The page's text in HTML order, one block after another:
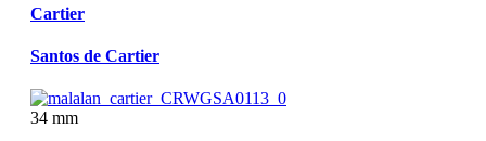
Cartier
Santos de Cartier
34 mm